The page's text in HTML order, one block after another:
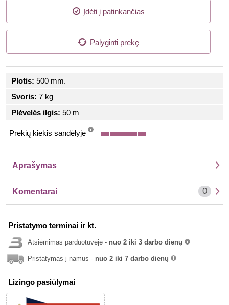
Įdėti į patinkančias
Palyginti prekę
Plotis: 500 mm.
Svoris: 7 kg
Plėvelės ilgis: 50 m
Prekių kiekis sandėlyje
Aprašymas
Komentarai 0
Pristatymo terminai ir kt.
Atsiėmimas parduotuvėje - nuo 2 iki 3 darbo dienų
Pristatymas į namus - nuo 2 iki 7 darbo dienų
Lizingo pasiūlymai